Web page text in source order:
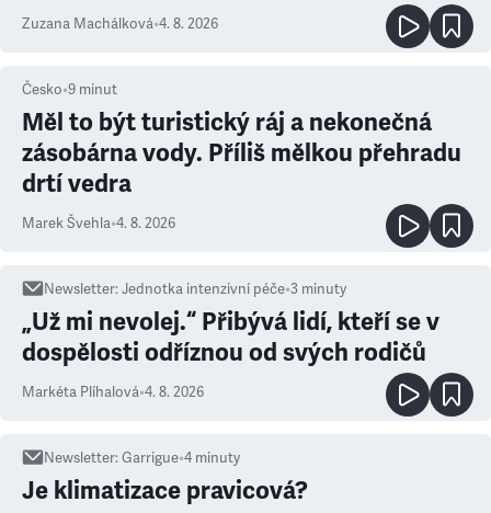
Zuzana Machálková•4. 8. 2026
Česko•9 minut
Měl to být turistický ráj a nekonečná
zásobárna vody. Příliš mělkou přehradu
drtí vedra
Marek Švehla•4. 8. 2026
Newsletter:Jednotka intenzivní péče•3 minuty
„Už mi nevolej.“ Přibývá lidí, kteří se v
dospělosti odříznou od svých rodičů
Markéta Plíhalová•4. 8. 2026
Newsletter:Garrigue•4 minuty
Je klimatizace pravicová?